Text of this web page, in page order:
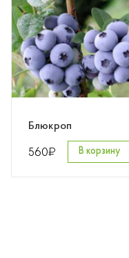
Блюкроп
560₽ В корзину